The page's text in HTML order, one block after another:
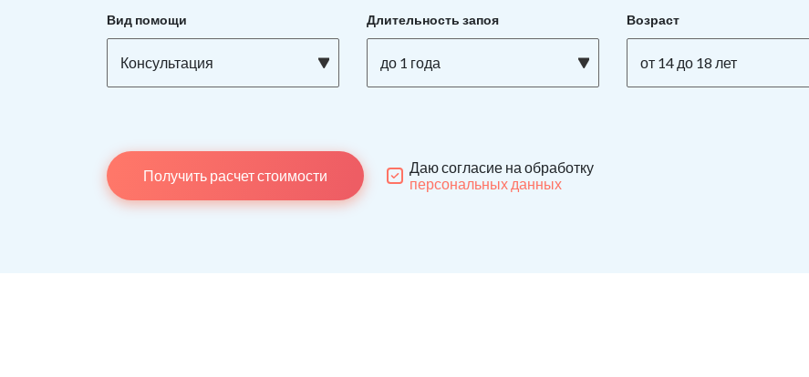
Вид помощи
Консультация
Длительность запоя
до 1 года
Возраст
от 14 до 18 лет
Получить расчет стоимости
Даю согласие на обработку
персональных данных